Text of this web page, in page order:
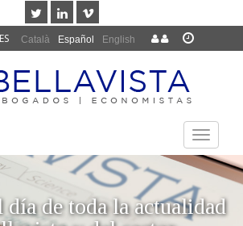
Català Español English
TOGGLE
día de toda la actualidad